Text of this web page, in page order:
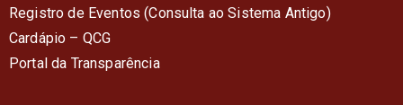
Registro de Eventos (Consulta ao Sistema Antigo)
Cardápio – QCG
Portal da Transparência